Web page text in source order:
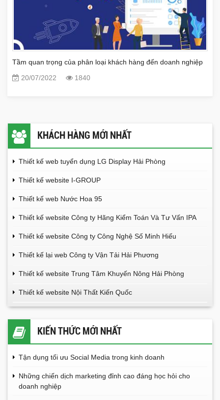
Tầm quan trọng của phân loại khách hàng đến doanh nghiệp
20/07/2022
1840
KHÁCH HÀNG MỚI NHẤT
Thiết kế web tuyển dụng LG Display Hải Phòng
Thiết kế website I-GROUP
Thiết kế web Nước Hoa 95
Thiết kế website Công ty Hãng Kiểm Toán Và Tư Vấn IPA
Thiết kế website Công ty Công Nghệ Số Minh Hiếu
Thiết kế lại web Công ty Vận Tải Hải Phương
Thiết kế website Trung Tâm Khuyến Nông Hải Phòng
Thiết kế website Nội Thất Kiến Quốc
KIẾN THỨC MỚI NHẤT
Tận dụng tối ưu Social Media trong kinh doanh
Những chiến dịch marketing đỉnh cao đáng học hỏi cho
doanh nghiệp